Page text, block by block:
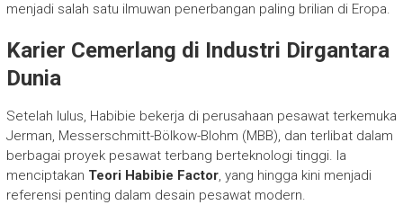
menjadi salah satu ilmuwan penerbangan paling brilian di Eropa.
Karier Cemerlang di Industri Dirgantara
Dunia
Setelah lulus, Habibie bekerja di perusahaan pesawat terkemuka
Jerman, Messerschmitt-Bölkow-Blohm (MBB), dan terlibat dalam
berbagai proyek pesawat terbang berteknologi tinggi. Ia
menciptakan Teori Habibie Factor, yang hingga kini menjadi
referensi penting dalam desain pesawat modern.